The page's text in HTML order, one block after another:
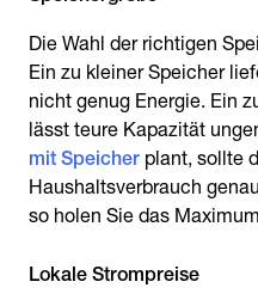
Die Wahl der richtigen
Ein zu kleiner Speicher
nicht genug Energie. Ein
lässt teure Kapazität
mit Speicher plant, sollte
Haushaltsverbrauch
so holen Sie das
Lokale Strompreise